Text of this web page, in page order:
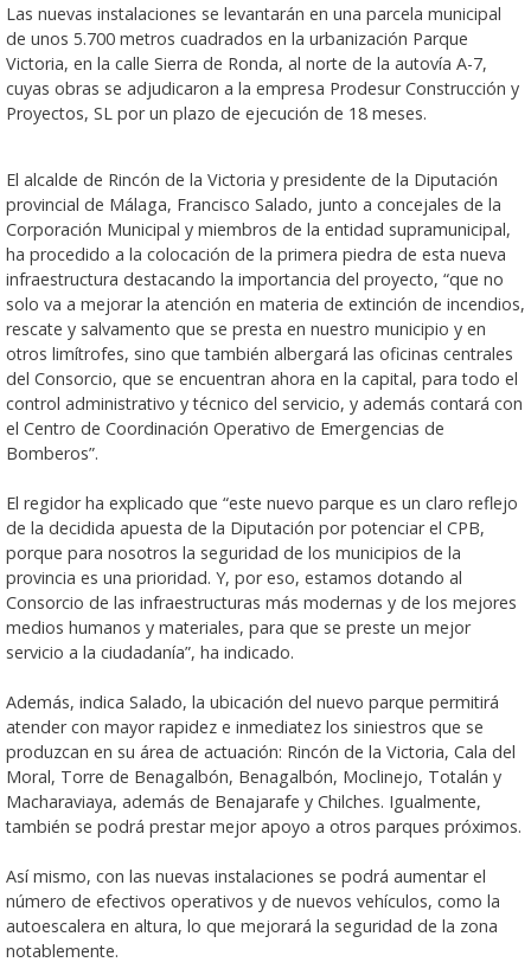
Las nuevas instalaciones se levantarán en una parcela municipal
de unos 5.700 metros cuadrados en la urbanización Parque
Victoria, en la calle Sierra de Ronda, al norte de la autovía A-7,
cuyas obras se adjudicaron a la empresa Prodesur Construcción y
Proyectos, SL por un plazo de ejecución de 18 meses.
El alcalde de Rincón de la Victoria y presidente de la Diputación
provincial de Málaga, Francisco Salado, junto a concejales de la
Corporación Municipal y miembros de la entidad supramunicipal,
ha procedido a la colocación de la primera piedra de esta nueva
infraestructura destacando la importancia del proyecto, “que no
solo va a mejorar la atención en materia de extinción de incendios,
rescate y salvamento que se presta en nuestro municipio y en
otros limítrofes, sino que también albergará las oficinas centrales
del Consorcio, que se encuentran ahora en la capital, para todo el
control administrativo y técnico del servicio, y además contará con
el Centro de Coordinación Operativo de Emergencias de
Bomberos”.
El regidor ha explicado que “este nuevo parque es un claro reflejo
de la decidida apuesta de la Diputación por potenciar el CPB,
porque para nosotros la seguridad de los municipios de la
provincia es una prioridad. Y, por eso, estamos dotando al
Consorcio de las infraestructuras más modernas y de los mejores
medios humanos y materiales, para que se preste un mejor
servicio a la ciudadanía”, ha indicado.
Además, indica Salado, la ubicación del nuevo parque permitirá
atender con mayor rapidez e inmediatez los siniestros que se
produzcan en su área de actuación: Rincón de la Victoria, Cala del
Moral, Torre de Benagalbón, Benagalbón, Moclinejo, Totalán y
Macharaviaya, además de Benajarafe y Chilches. Igualmente,
también se podrá prestar mejor apoyo a otros parques próximos.
Así mismo, con las nuevas instalaciones se podrá aumentar el
número de efectivos operativos y de nuevos vehículos, como la
autoescalera en altura, lo que mejorará la seguridad de la zona
notablemente.